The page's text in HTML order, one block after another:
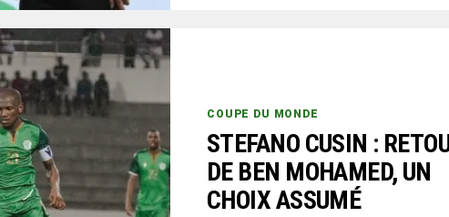
COUPE DU MONDE
STEFANO CUSIN :
DE BEN MOHAMED, UN
CHOIX ASSUMÉ